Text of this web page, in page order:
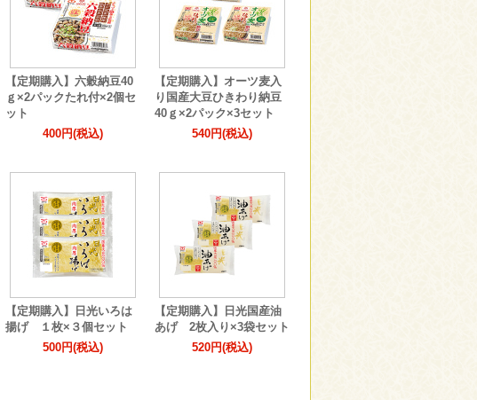
【定期購入】六穀納豆40
ｇ×2パックたれ付×2個セ
ット
400円(税込)
【定期購入】オーツ麦入
り国産大豆ひきわり納豆
40ｇ×2パック×3セット
540円(税込)
【定期購入】日光いろは
揚げ １枚×３個セット
500円(税込)
【定期購入】日光国産油
あげ 2枚入り×3袋セット
520円(税込)